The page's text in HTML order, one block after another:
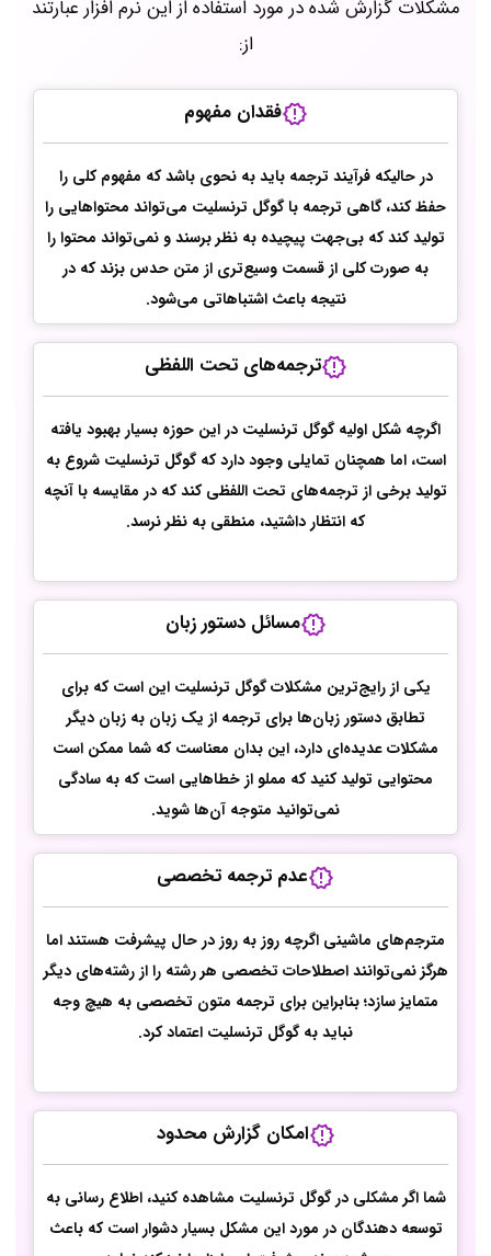
مشکلات گزارش شده در مورد استفاده از این نرم افزار عبارتند
از:
فقدان مفهوم
در حالیکه فرآیند ترجمه باید به نحوی باشد که مفهوم کلی را
حفظ کند، گاهی ترجمه با گوگل ترنسلیت می‌تواند محتواهایی را
تولید کند که بی‌جهت پیچیده به نظر برسند و نمی‌تواند محتوا را
به صورت کلی از قسمت وسیع‌تری از متن حدس بزند که در
نتیجه باعث اشتباهاتی می‌شود.
ترجمه‌های تحت اللفظی
اگرچه شکل اولیه گوگل ترنسلیت در این حوزه بسیار بهبود یافته
است، اما همچنان تمایلی وجود دارد که گوگل ترنسلیت شروع به
تولید برخی از ترجمه‌های تحت اللفظی کند که در مقایسه با آنچه
که انتظار داشتید، منطقی به نظر نرسد.
مسائل دستور زبان
یکی از رایج‌ترین مشکلات گوگل ترنسلیت این است که برای
تطابق دستور زبان‌ها برای ترجمه از یک زبان به زبان دیگر
مشکلات عدیده‌ای دارد، این بدان معناست که شما ممکن است
محتوایی تولید کنید که مملو از خطاهایی است که به سادگی
نمی‌توانید متوجه آن‌ها شوید.
عدم ترجمه تخصصی
مترجم‌های ماشینی اگرچه روز به روز در حال پیشرفت هستند اما
هرگز نمی‌توانند اصطلاحات تخصصی هر رشته را از رشته‌های دیگر
متمایز سازد؛ بنابراین برای ترجمه متون تخصصی به هیچ وجه
نباید به گوگل ترنسلیت اعتماد کرد.
امکان گزارش محدود
شما اگر مشکلی در گوگل ترنسلیت مشاهده کنید، اطلاع رسانی به
توسعه دهندگان در مورد این مشکل بسیار دشوار است که باعث